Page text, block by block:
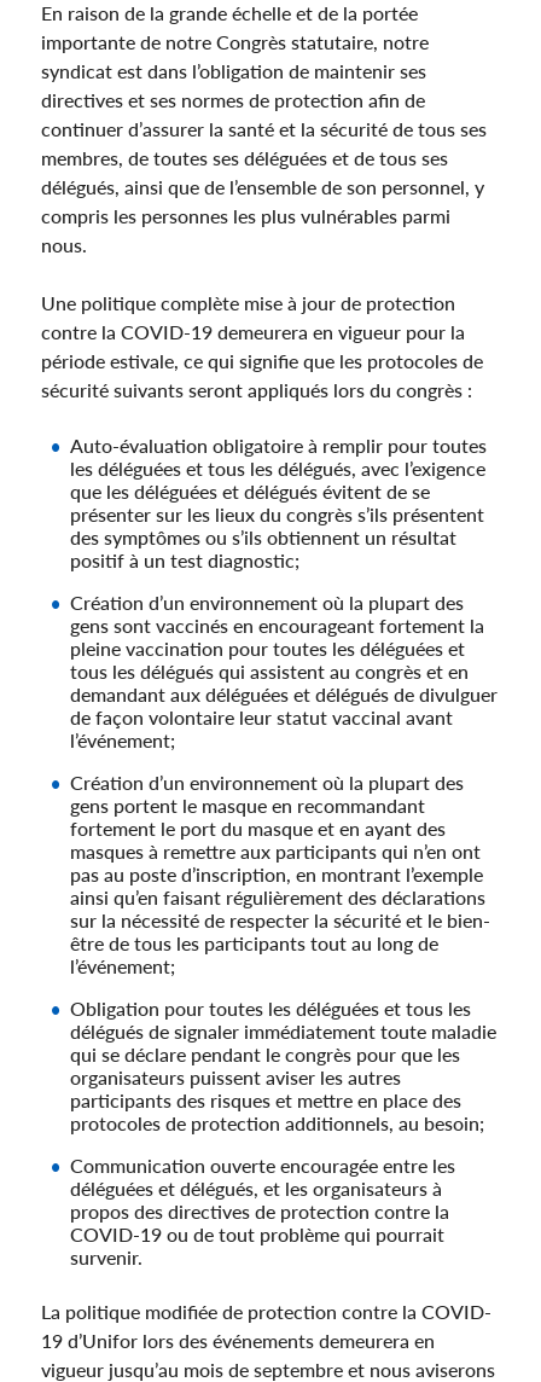
En raison de la grande échelle et de la portée
importante de notre Congrès statutaire, notre
syndicat est dans l’obligation de maintenir ses
directives et ses normes de protection afin de
continuer d’assurer la santé et la sécurité de tous ses
membres, de toutes ses déléguées et de tous ses
délégués, ainsi que de l’ensemble de son personnel, y
compris les personnes les plus vulnérables parmi
nous.
Une politique complète mise à jour de protection
contre la COVID-19 demeurera en vigueur pour la
période estivale, ce qui signifie que les protocoles de
sécurité suivants seront appliqués lors du congrès :
Auto-évaluation obligatoire à remplir pour toutes
les déléguées et tous les délégués, avec l’exigence
que les déléguées et délégués évitent de se
présenter sur les lieux du congrès s’ils présentent
des symptômes ou s’ils obtiennent un résultat
positif à un test diagnostic;
Création d’un environnement où la plupart des
gens sont vaccinés en encourageant fortement la
pleine vaccination pour toutes les déléguées et
tous les délégués qui assistent au congrès et en
demandant aux déléguées et délégués de divulguer
de façon volontaire leur statut vaccinal avant
l’événement;
Création d’un environnement où la plupart des
gens portent le masque en recommandant
fortement le port du masque et en ayant des
masques à remettre aux participants qui n’en ont
pas au poste d’inscription, en montrant l’exemple
ainsi qu’en faisant régulièrement des déclarations
sur la nécessité de respecter la sécurité et le bien-
être de tous les participants tout au long de
l’événement;
Obligation pour toutes les déléguées et tous les
délégués de signaler immédiatement toute maladie
qui se déclare pendant le congrès pour que les
organisateurs puissent aviser les autres
participants des risques et mettre en place des
protocoles de protection additionnels, au besoin;
Communication ouverte encouragée entre les
déléguées et délégués, et les organisateurs à
propos des directives de protection contre la
COVID-19 ou de tout problème qui pourrait
survenir.
La politique modifiée de protection contre la COVID-
19 d’Unifor lors des événements demeurera en
vigueur jusqu’au mois de septembre et nous aviserons